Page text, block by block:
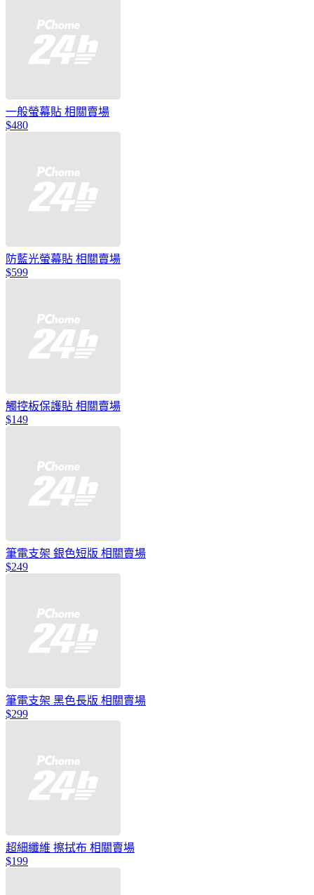
一般螢幕貼 相關賣場
$480
防藍光螢幕貼 相關賣場
$599
觸控板保護貼 相關賣場
$149
筆電支架 銀色短版 相關賣場
$249
筆電支架 黑色長版 相關賣場
$299
超細纖維 擦拭布 相關賣場
$199